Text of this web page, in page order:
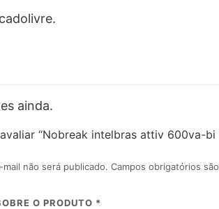
ainda.
“Nobreak intelbras attiv 600va-bi
não será publicado. Campos obrigatórios são
O PRODUTO *